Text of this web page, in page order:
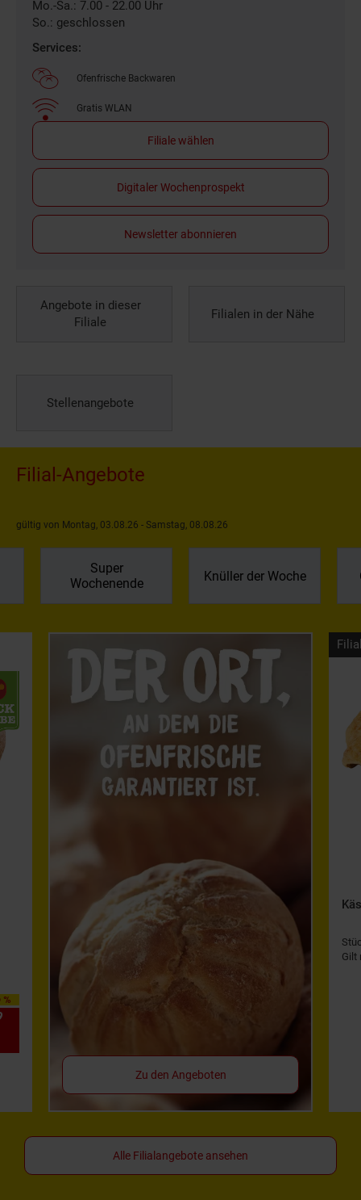
Mo.-Sa.: 7.00 - 22.00 Uhr
So.: geschlossen
Services:
Ofenfrische Backwaren
Gratis WLAN
Filiale wählen
Digitaler Wochenprospekt
Newsletter abonnieren
Angebote in dieser
Filiale
Filialen in der Nähe
Stellenangebote
Filial-Angebote
gültig von Montag, 03.08.26 - Samstag, 08.08.26
Super
Wochenende
Knüller der Woche
%
Zu den Angeboten
Gilt
Alle Filialangebote ansehen